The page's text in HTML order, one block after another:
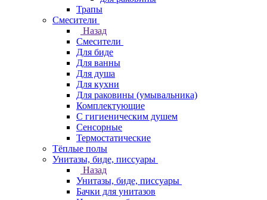
Трапы
Смесители
Назад
Смесители
Для биде
Для ванны
Для душа
Для кухни
Для раковины (умывальника)
Комплектующие
С гигиеническим душем
Сенсорные
Термостатические
Тёплые полы
Унитазы, биде, писсуары
Назад
Унитазы, биде, писсуары
Бачки для унитазов